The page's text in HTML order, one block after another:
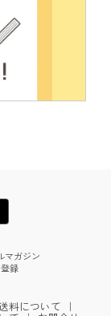
マガジン
登録
料について ｜